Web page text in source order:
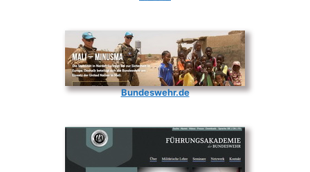
Bundeswehr.de